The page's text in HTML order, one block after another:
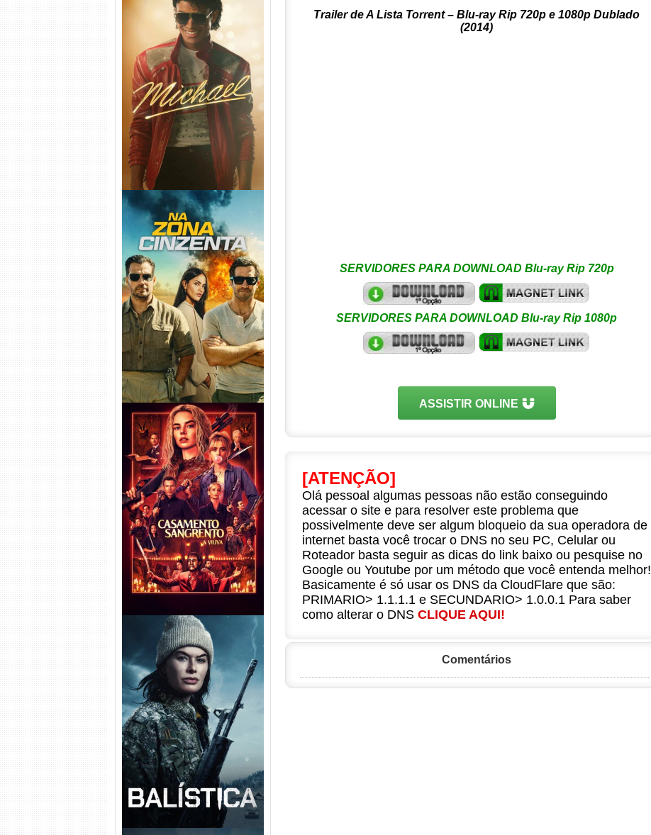
Trailer de A Lista Torrent – Blu-ray Rip 720p e 1080p Dublado
(2014)
SERVIDORES PARA DOWNLOAD Blu-ray Rip 720p
SERVIDORES PARA DOWNLOAD Blu-ray Rip 1080p
ASSISTIR ONLINE
[ATENÇÃO]
Olá pessoal algumas pessoas não estão conseguindo
acessar o site e para resolver este problema que
possivelmente deve ser algum bloqueio da sua operadora de
internet basta você trocar o DNS no seu PC, Celular ou
Roteador basta seguir as dicas do link baixo ou pesquise no
Google ou Youtube por um método que você entenda melhor!
Basicamente é só usar os DNS da CloudFlare que são:
PRIMARIO> 1.1.1.1 e SECUNDARIO> 1.0.0.1 Para saber
como alterar o DNS CLIQUE AQUI!
Comentários
Michael Torrent (2026) WEB-
DL 1080p/4K Dual Áudio
Na Zona Cinzenta Torrent
(2026) WEB-DL 1080p/4K
Dual Áudio
Casamento Sangrento: A
Viúva Torrent (2026) WEB-DL
720p/1080p/4K Dual Áudio
Balística Torrent (2025) WEB-
DL 1080p Dual Áudio